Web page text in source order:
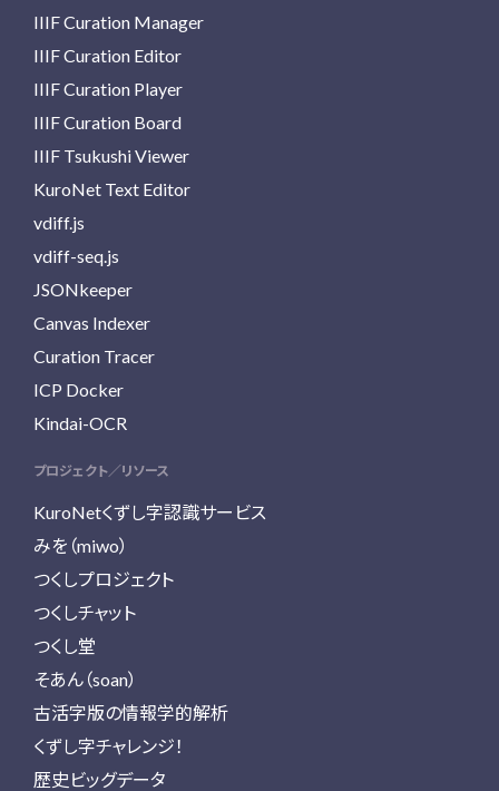
IIIF Curation Manager
IIIF Curation Editor
IIIF Curation Player
IIIF Curation Board
IIIF Tsukushi Viewer
KuroNet Text Editor
vdiff.js
vdiff-seq.js
JSONkeeper
Canvas Indexer
Curation Tracer
ICP Docker
Kindai-OCR
プロジェクト／リソース
KuroNetくずし字認識サービス
みを（miwo）
つくしプロジェクト
つくしチャット
つくし堂
そあん（soan）
古活字版の情報学的解析
くずし字チャレンジ！
歴史ビッグデータ